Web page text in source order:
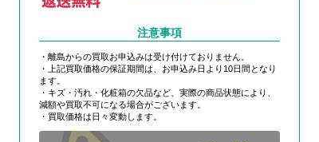
注意事項
・離島からの買取お申込みは受け付けておりません。
・上記買取価格の保証期間は、お申込み日より10日間となり
ます。
・キズ・汚れ・化粧箱の欠品など、実際の商品状態により、
減額や買取不可になる場合がございます。
・買取価格は日々変動します。